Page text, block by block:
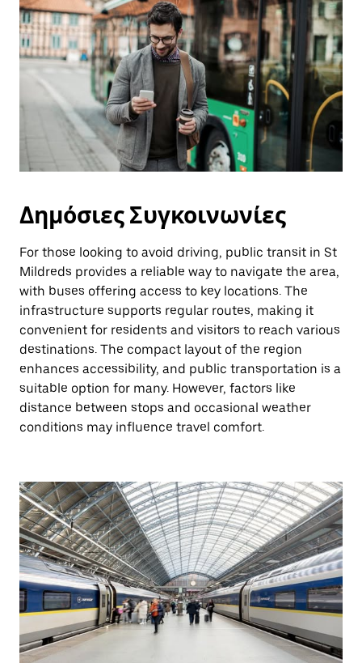
Δημόσιες Συγκοινωνίες
For those looking to avoid driving, public transit in St
Mildreds provides a reliable way to navigate the area,
with buses offering access to key locations. The
infrastructure supports regular routes, making it
convenient for residents and visitors to reach various
destinations. The compact layout of the region
enhances accessibility, and public transportation is a
suitable option for many. However, factors like
distance between stops and occasional weather
conditions may influence travel comfort.